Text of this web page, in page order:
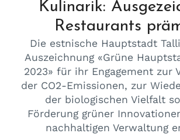
Kulinarik:
Restaurants
Die estnische Hauptstadt
Auszeichnung «Grüne
2023» für ihr Engagement zur
der CO2-Emissionen, zur
der biologischen Vielfalt
Förderung grüner
nachhaltigen Verwaltung